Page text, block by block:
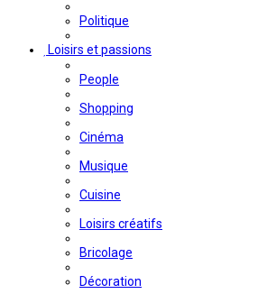
Politique
Loisirs et passions
People
Shopping
Cinéma
Musique
Cuisine
Loisirs créatifs
Bricolage
Décoration